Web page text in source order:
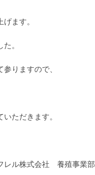
ます。
。
りますので、
ただきます。
レル株式会社 養殖事業部